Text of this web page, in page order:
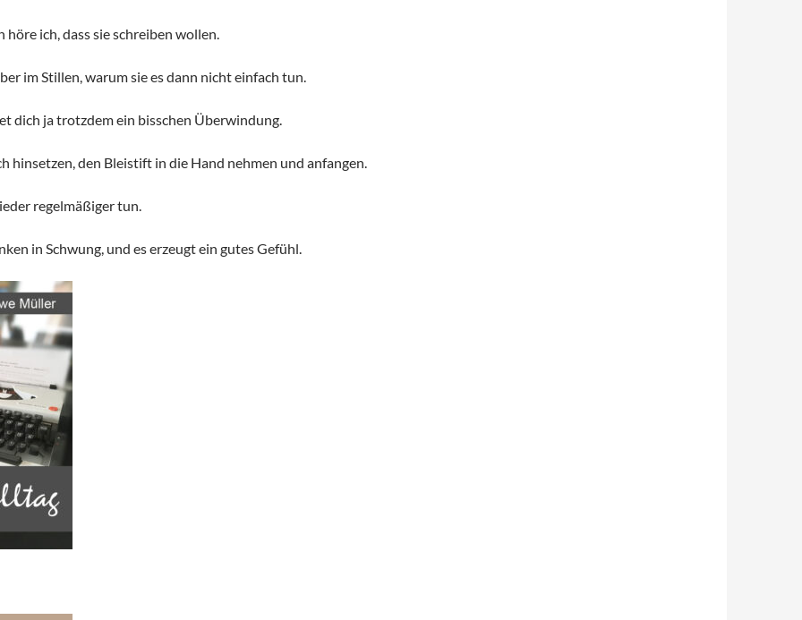
höre ich, dass sie schreiben wollen.
im Stillen, warum sie es dann nicht einfach tun.
dich ja trotzdem ein bisschen Überwindung.
hinsetzen, den Bleistift in die Hand nehmen und anfangen.
regelmäßiger tun.
in Schwung, und es erzeugt ein gutes Gefühl.